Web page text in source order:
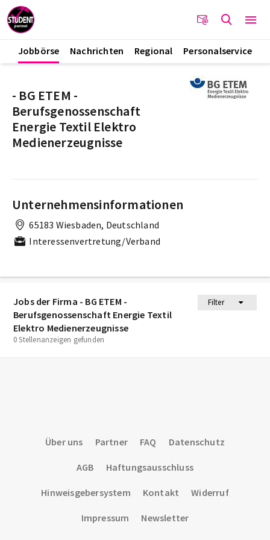
Jobbörse Nachrichten Regional Personalservice
Jobs der Firma - BG ETEM -
Berufsgenossenschaft Energie Textil
Elektro Medienerzeugnisse
Filter
0 Stellenanzeigen gefunden
- BG ETEM -
Berufsgenossenschaft
Energie Textil Elektro
Medienerzeugnisse
Unternehmensinformationen
65183 Wiesbaden, Deutschland
Interessenvertretung/Verband
Über uns Partner FAQ Datenschutz
AGB Haftungsausschluss
Hinweisgebersystem Kontakt Widerruf
Impressum Newsletter